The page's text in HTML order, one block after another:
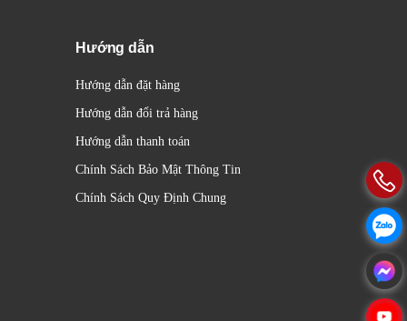
Hướng dẫn
Hướng dẫn đặt hàng
Hướng dẫn đổi trả hàng
Hướng dẫn thanh toán
Chính Sách Bảo Mật Thông Tin
Chính Sách Quy Định Chung